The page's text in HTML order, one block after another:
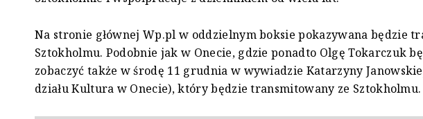
Na stronie głównej Wp.pl w oddzielnym boksie pokazywana będzie
Sztokholmu. Podobnie jak w Onecie, gdzie ponadto Olgę Tokarczuk
zobaczyć także w środę 11 grudnia w wywiadzie Katarzyny
działu Kultura w Onecie), który będzie transmitowany ze Sztokholmu.